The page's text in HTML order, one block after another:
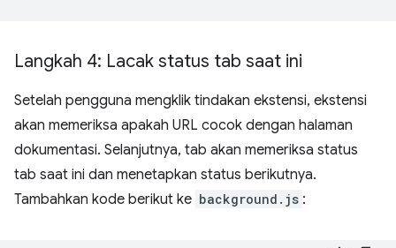
Langkah 4: Lacak status tab saat ini
Setelah pengguna mengklik tindakan ekstensi, ekstensi
akan memeriksa apakah URL cocok dengan halaman
dokumentasi. Selanjutnya, tab akan memeriksa status
tab saat ini dan menetapkan status berikutnya.
Tambahkan kode berikut ke background.js :